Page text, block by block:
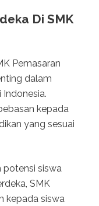
Di SMK
Pemasaran
dalam
kepada
yang sesuai
potensi siswa
SMK
kepada siswa